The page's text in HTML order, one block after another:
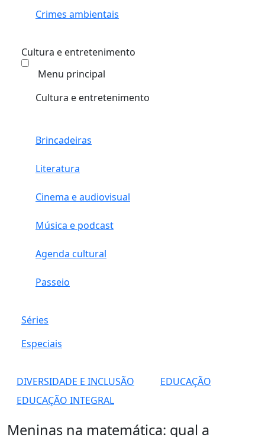
Crimes ambientais
Cultura e entretenimento
Menu principal
Cultura e entretenimento
Brincadeiras
Literatura
Cinema e audiovisual
Música e podcast
Agenda cultural
Passeio
Séries
Especiais
DIVERSIDADE E INCLUSÃO
EDUCAÇÃO
EDUCAÇÃO INTEGRAL
Meninas na matemática: qual a